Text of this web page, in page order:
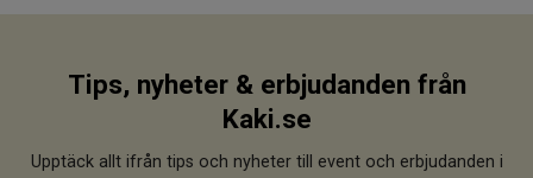
Tips, nyheter & erbjudanden från
Kaki.se
Upptäck allt ifrån tips och nyheter till event och erbjudanden i